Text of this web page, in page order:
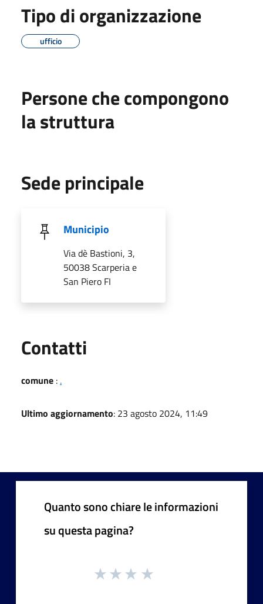
Tipo di organizzazione
ufficio
Persone che compongono
la struttura
Sede principale
Municipio
Via dè Bastioni, 3,
50038 Scarperia e
San Piero FI
Contatti
comune : .
Ultimo aggiornamento: 23 agosto 2024, 11:49
Quanto sono chiare le informazioni
su questa pagina?